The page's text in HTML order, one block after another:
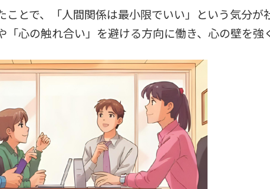
とで、「人間関係は最小限でいい」という気分が
心の触れ合い」を避ける方向に働き、心の壁を強